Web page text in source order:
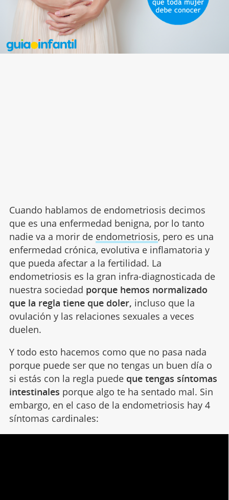
Cuando hablamos de endometriosis decimos
que es una enfermedad benigna, por lo tanto
nadie va a morir de endometriosis, pero es una
enfermedad crónica, evolutiva e inflamatoria y
que pueda afectar a la fertilidad. La
endometriosis es la gran infra-diagnosticada de
nuestra sociedad porque hemos normalizado
que la regla tiene que doler, incluso que la
ovulación y las relaciones sexuales a veces
duelen.
Y todo esto hacemos como que no pasa nada
porque puede ser que no tengas un buen día o
si estás con la regla puede que tengas síntomas
intestinales porque algo te ha sentado mal. Sin
embargo, en el caso de la endometriosis hay 4
síntomas cardinales: